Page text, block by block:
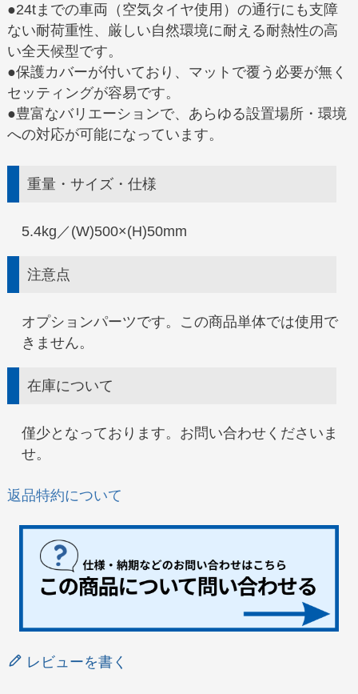
●24tまでの車両（空気タイヤ使用）の通行にも支障
ない耐荷重性、厳しい自然環境に耐える耐熱性の高
い全天候型です。
●保護カバーが付いており、マットで覆う必要が無く
セッティングが容易です。
●豊富なバリエーションで、あらゆる設置場所・環境
への対応が可能になっています。
重量・サイズ・仕様
5.4kg／(W)500×(H)50mm
注意点
オプションパーツです。この商品単体では使用で
きません。
在庫について
僅少となっております。お問い合わせくださいま
せ。
返品特約について
レビューを書く